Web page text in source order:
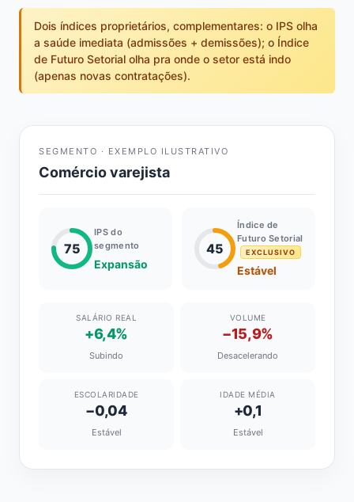
Dois índices proprietários, complementares: o IPS olha
a saúde imediata (admissões + demissões); o Índice
de Futuro Setorial olha pra onde o setor está indo
(apenas novas contratações).
SEGMENTO · EXEMPLO ILUSTRATIVO
Comércio varejista
75
IPS do
segmento
Expansão
45
Índice de
Futuro Setorial
EXCLUSIVO
Estável
SALÁRIO REAL
+6,4%
Subindo
VOLUME
−15,9%
Desacelerando
ESCOLARIDADE
−0,04
Estável
IDADE MÉDIA
+0,1
Estável